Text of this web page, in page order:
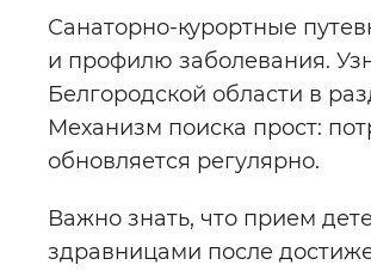
Санаторно-курортные
и профилю заболевания.
Белгородской области в
Механизм поиска прост:
обновляется регулярно.
Важно знать, что прием
здравницами после